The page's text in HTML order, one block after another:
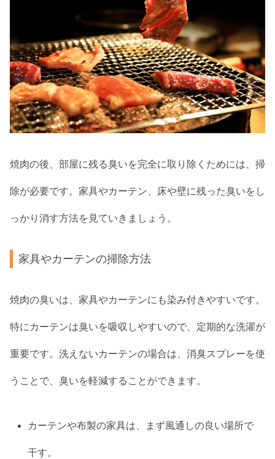
焼肉の後、部屋に残る臭いを完全に取り除くためには、掃
除が必要です。家具やカーテン、床や壁に残った臭いをし
っかり消す方法を見ていきましょう。
家具やカーテンの掃除方法
焼肉の臭いは、家具やカーテンにも染み付きやすいです。
特にカーテンは臭いを吸収しやすいので、定期的な洗濯が
重要です。洗えないカーテンの場合は、消臭スプレーを使
うことで、臭いを軽減することができます。
カーテンや布製の家具は、まず風通しの良い場所で
干す。